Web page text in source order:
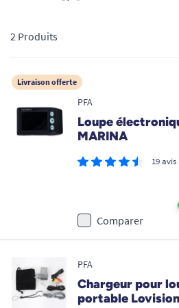
2 Produits
Livraison offerte
PFA
Loupe
MARINA
19 avis
Comparer
PFA
Chargeur pour
portable Lovision